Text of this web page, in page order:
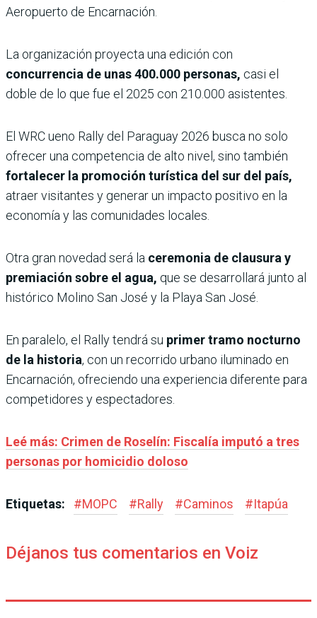
Aeropuerto de Encarnación.
La organización proyecta una edición con
concurrencia de unas 400.000 personas, casi el
doble de lo que fue el 2025 con 210.000 asistentes.
El WRC ueno Rally del Paraguay 2026 busca no solo
ofrecer una competencia de alto nivel, sino también
fortalecer la promoción turística del sur del país,
atraer visitantes y generar un impacto positivo en la
economía y las comunidades locales.
Otra gran novedad será la ceremonia de clausura y
premiación sobre el agua, que se desarrollará junto al
histórico Molino San José y la Playa San José.
En paralelo, el Rally tendrá su primer tramo nocturno
de la historia, con un recorrido urbano iluminado en
Encarnación, ofreciendo una experiencia diferente para
competidores y espectadores.
Leé más: Crimen de Roselín: Fiscalía imputó a tres
personas por homicidio doloso
Etiquetas: #MOPC #Rally #Caminos #Itapúa
Déjanos tus comentarios en Voiz